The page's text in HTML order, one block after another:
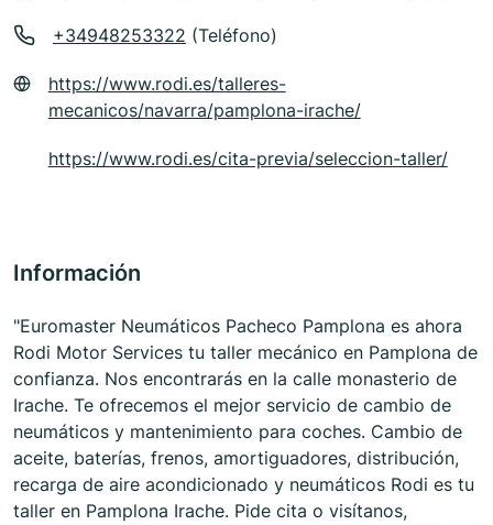
+34948253322 (Teléfono)
https://www.rodi.es/talleres-
mecanicos/navarra/pamplona-irache/
https://www.rodi.es/cita-previa/seleccion-taller/
Información
"Euromaster Neumáticos Pacheco Pamplona es ahora
Rodi Motor Services tu taller mecánico en Pamplona de
confianza. Nos encontrarás en la calle monasterio de
Irache. Te ofrecemos el mejor servicio de cambio de
neumáticos y mantenimiento para coches. Cambio de
aceite, baterías, frenos, amortiguadores, distribución,
recarga de aire acondicionado y neumáticos Rodi es tu
taller en Pamplona Irache. Pide cita o visítanos,